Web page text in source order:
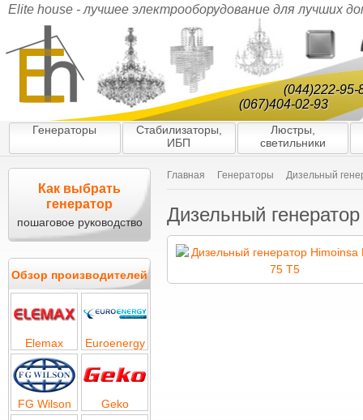
Elite house - лучшее электрооборудование для лучших
(044)222-95-
(067)404-02-93
Главная Генераторы Дизельный
Дизельный
Как выбрать
генератор
пошаговое руководство
Обзор производителей
Elemax Euroenergy
FG Wilson Geko
Генераторы
Стабилизаторы,
ИБП
Люстры,
светильники